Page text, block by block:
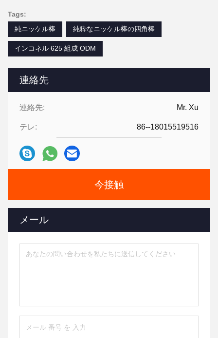
連絡先
連絡先: Mr. Xu
テレ: 86--18015519516
今接触
メール
Tags:
純ニッケル棒
純粋なニッケル棒の四角棒
インコネル 625 組成 ODM